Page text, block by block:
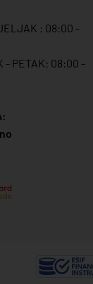
: 08:00 -
- PETAK: 08:00 -